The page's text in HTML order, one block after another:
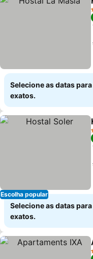
Selecione as datas
exatos.
Escolha popular
Selecione as datas
exatos.